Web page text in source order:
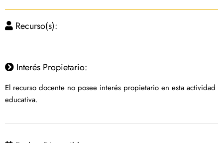
Recurso(s):
Interés Propietario:
El recurso docente no posee interés propietario en esta actividad
educativa.